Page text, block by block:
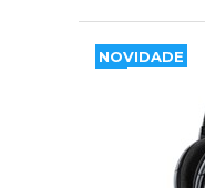
NOVIDADE